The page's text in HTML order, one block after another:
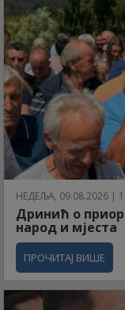
НЕДЕЉА, 09.08.2026 |
Дринић о
народ и мјеста
ПРОЧИТАЈ ВИШЕ